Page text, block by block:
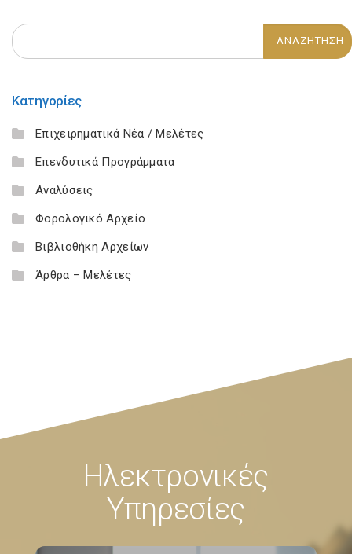
Κατηγορίες
Επιχειρηματικά Νέα / Μελέτες
Επενδυτικά Προγράμματα
Αναλύσεις
Φορολογικό Αρχείο
Βιβλιοθήκη Αρχείων
Άρθρα – Μελέτες
Ηλεκτρονικές
Υπηρεσίες